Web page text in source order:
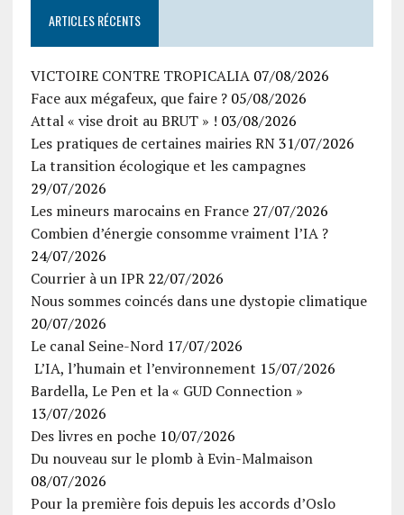
ARTICLES RÉCENTS
VICTOIRE CONTRE TROPICALIA 07/08/2026
Face aux mégafeux, que faire ? 05/08/2026
Attal « vise droit au BRUT » ! 03/08/2026
Les pratiques de certaines mairies RN 31/07/2026
La transition écologique et les campagnes
29/07/2026
Les mineurs marocains en France 27/07/2026
Combien d’énergie consomme vraiment l’IA ?
24/07/2026
Courrier à un IPR 22/07/2026
Nous sommes coincés dans une dystopie climatique
20/07/2026
Le canal Seine-Nord 17/07/2026
L’IA, l’humain et l’environnement 15/07/2026
Bardella, Le Pen et la « GUD Connection »
13/07/2026
Des livres en poche 10/07/2026
Du nouveau sur le plomb à Evin-Malmaison
08/07/2026
Pour la première fois depuis les accords d’Oslo